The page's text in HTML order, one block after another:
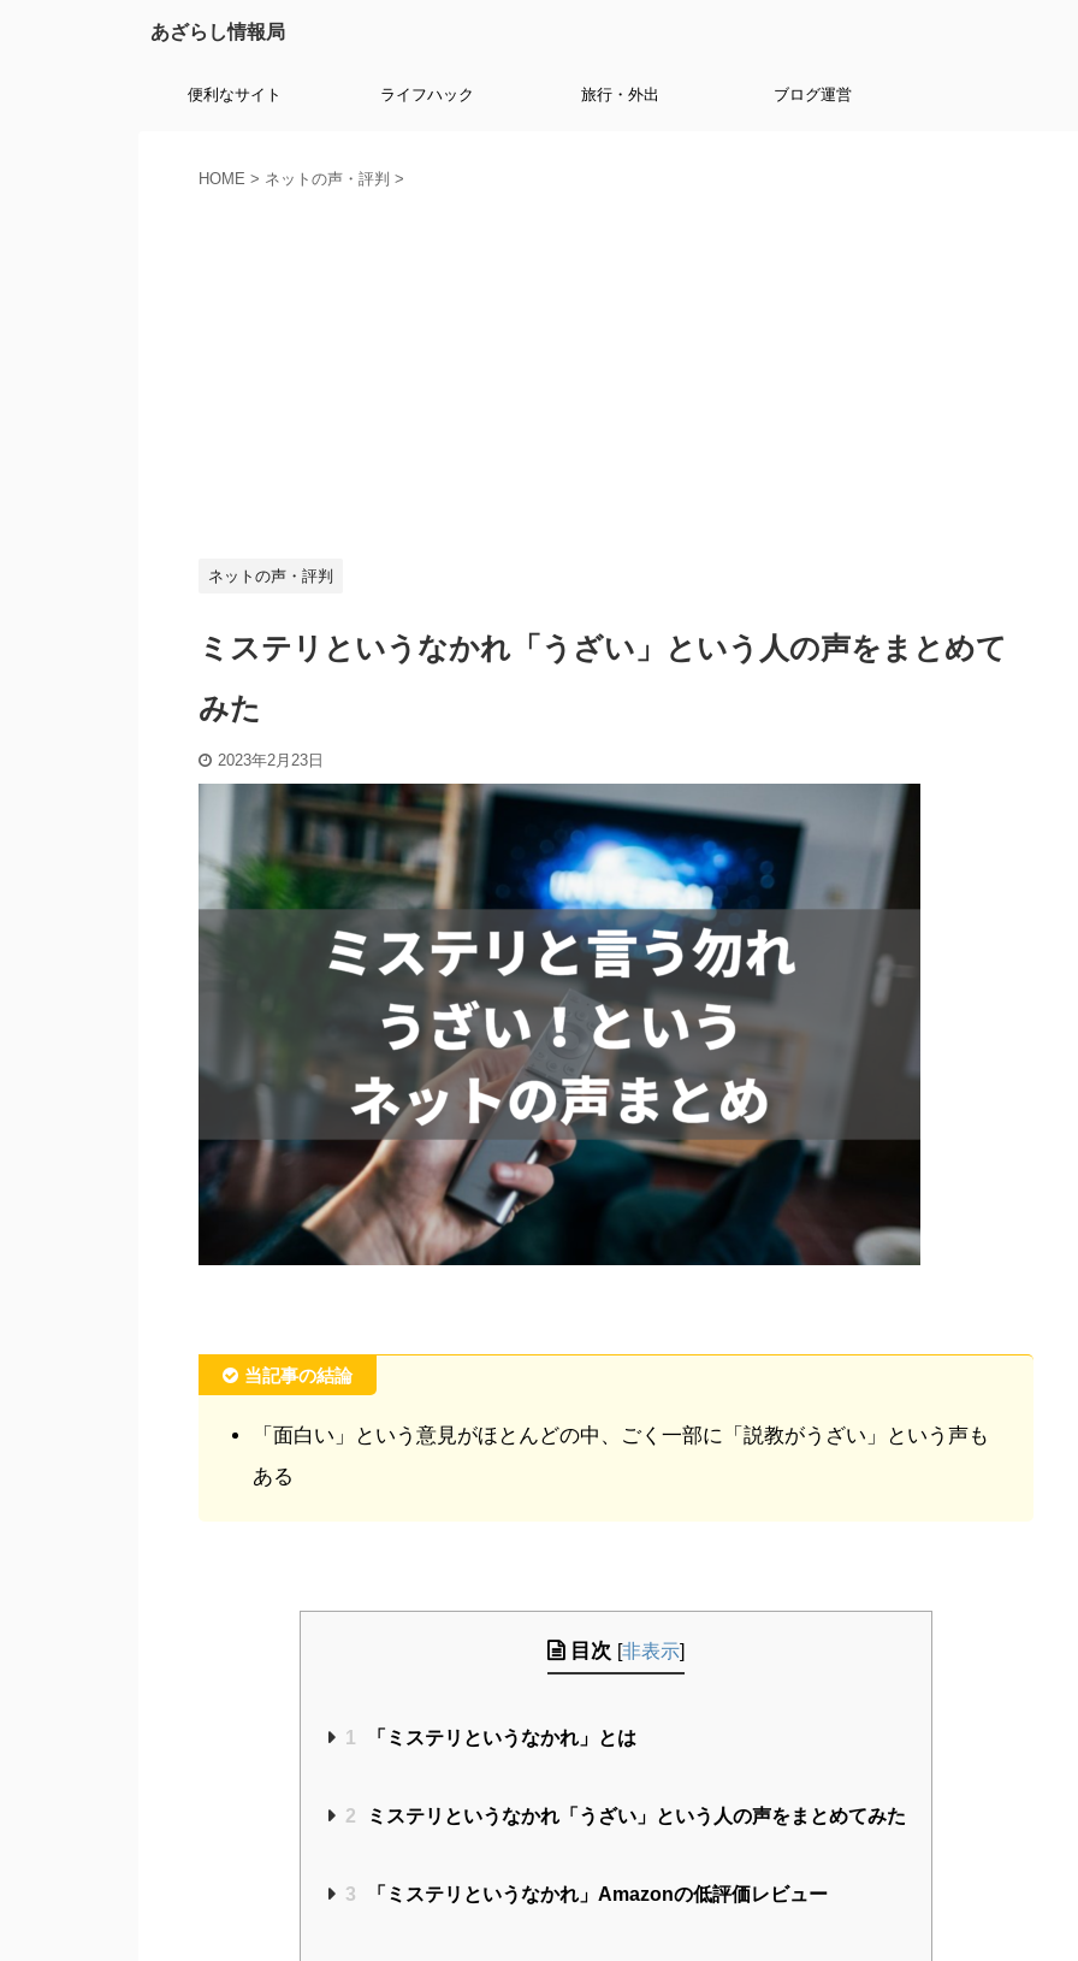
あざらし情報局
便利なサイト ライフハック 旅行・外出 ブログ運営
HOME > ネットの声・評判 >
ネットの声・評判
ミステリというなかれ「うざい」という人の声をまとめて
みた
2023年2月23日
当記事の結論
「面白い」という意見がほとんどの中、ごく一部に「説教がうざい」という声も
ある
目次 [非表示]
1 「ミステリというなかれ」とは
2 ミステリというなかれ「うざい」という人の声をまとめてみた
3 「ミステリというなかれ」Amazonの低評価レビュー